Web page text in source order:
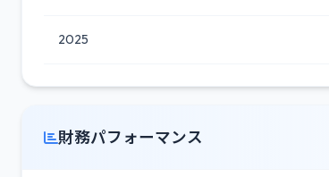
2025
財務パフォーマンス